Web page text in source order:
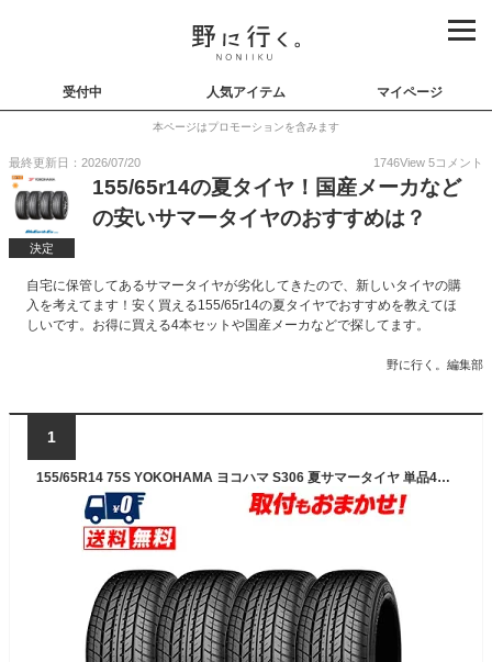
受付中 人気アイテム マイページ
本ページはプロモーションを含みます
最終更新日：2026/07/20 1746View 5コメント
決定
155/65r14の夏タイヤ！国産メーカなど
の安いサマータイヤのおすすめは？
自宅に保管してあるサマータイヤが劣化してきたので、新しいタイヤの購
入を考えてます！安く買える155/65r14の夏タイヤでおすすめを教えてほ
しいです。お得に買える4本セットや国産メーカなどで探してます。
野に行く。編集部
1
155/65R14 75S YOKOHAMA ヨコハマ S306 夏サマータイヤ 単品4本価格《送料無料》【取付対象】